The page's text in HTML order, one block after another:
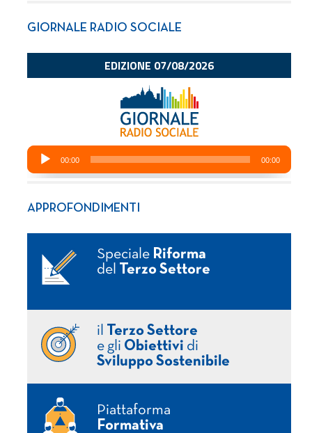
GIORNALE RADIO SOCIALE
APPROFONDIMENTI
Speciale Riforma
del
Terzo Settore
il
Terzo Settore
e gli Obiettivi di
Sviluppo Sostenibile
Piattaforma
Formativa